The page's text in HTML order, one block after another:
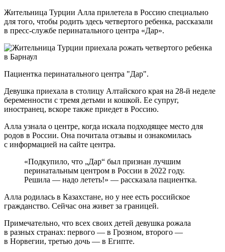
Жительница Турции Алла прилетела в Россию специально
для того, чтобы родить здесь четвертого ребенка, рассказали
в пресс-службе перинатального центра «Дар».
Пациентка перинатального центра "Дар".
Девушка приехала в столицу Алтайского края на 28-й неделе
беременности с тремя детьми и кошкой. Ее супруг,
иностранец, вскоре также приедет в Россию.
Алла узнала о центре, когда искала подходящее место для
родов в России. Она почитала отзывы и ознакомилась
с информацией на сайте центра.
«Подкупило, что „Дар“ был признан лучшим
перинатальным центром в России в 2022 году.
Решила — надо лететь!» — рассказала пациентка.
Алла родилась в Казахстане, но у нее есть российское
гражданство. Сейчас она живет за границей.
Примечательно, что всех своих детей девушка рожала
в разных странах: первого — в Грозном, второго —
в Норвегии, третью дочь — в Египте.